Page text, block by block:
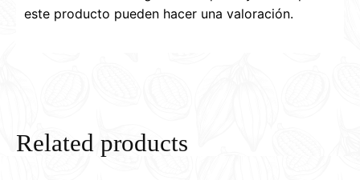
este producto pueden hacer una valoración.
Related products